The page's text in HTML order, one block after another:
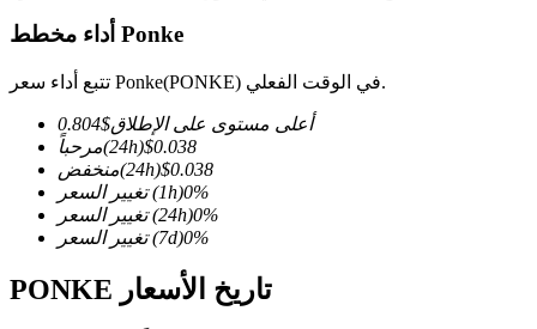
العقود الآجلة لـ COIN-M
العقود الآجلة للعملات المشفرة
TradFi
مشتقات الأسهم والعملات الأجنبية والمعادن الثمينة والسلع
أداء مخطط Ponke
تتبع أداء سعر Ponke(PONKE) في الوقت الفعلي.
أعلى مستوى على الإطلاق$
0.804
مرحباً
(24h)$0.038
منخفض
(24h)$0.038
تغيير السعر
(1h)0%
تغيير السعر
(24h)0%
تغيير السعر
(7d)0%
PONKE تاريخ الأسعار